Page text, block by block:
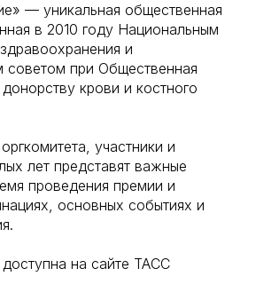
— уникальная общественная
в 2010 году Национальным
и
советом при Общественная
крови и костного
участники и
лет представят важные
проведения премии и
основных событиях и
доступна на сайте ТАСС